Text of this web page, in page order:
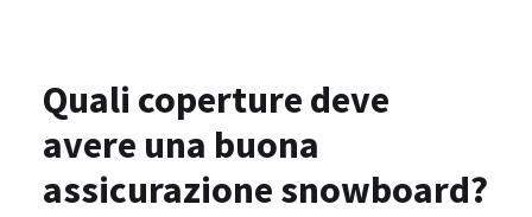
Quali coperture deve
avere una buona
assicurazione snowboard?